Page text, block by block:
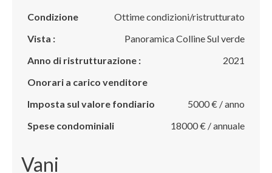
Condizione
Ottime condizioni/ristrutturato
Vista :
Panoramica Colline Sul verde
Anno di ristrutturazione :
2021
Onorari a carico venditore
Imposta sul valore fondiario
5000 € / anno
Spese condominiali
18000 € / annuale
Vani